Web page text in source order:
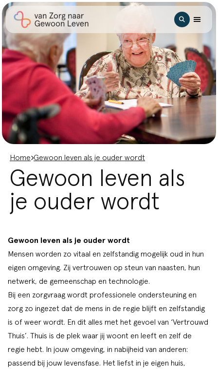
Ga naar hoofdinhoud
Zoeken
Home Gewoon leven als je ouder wordt
Gewoon leven als
je ouder wordt
Gewoon leven als je ouder wordt
Mensen worden zo vitaal en zelfstandig mogelijk oud in hun
eigen omgeving. Zij vertrouwen op steun van naasten, hun
netwerk, de gemeenschap en technologie.
Bij een zorgvraag wordt professionele ondersteuning en
zorg zo ingezet dat de mens in de regie blijft en zelfstandig
is of weer wordt. En dit alles met het gevoel van ‘Vertrouwd
Thuis’. Thuis is de plek waar jij woont en leeft en zelf de
regie hebt. In jouw omgeving, in nabijheid van anderen:
passend bij jouw levensfase. Het liefst in je eigen huis,